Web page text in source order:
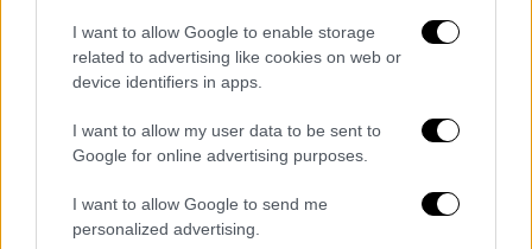
I want to allow Google to enable storage
related to advertising like cookies on web or
device identifiers in apps.
I want to allow my user data to be sent to
Google for online advertising purposes.
I want to allow Google to send me
personalized advertising.
Όπως προειδοποιεί, την εβδομάδα που μας
έρχεται,τα φαινόμενα θα εκδηλώνονται
κυρίως τις θερμές ώρες της ημέρας, ενώ η
θερμοκρασία θα κυμανθεί σε χαμηλότερα
επίπεδα για την εποχή.